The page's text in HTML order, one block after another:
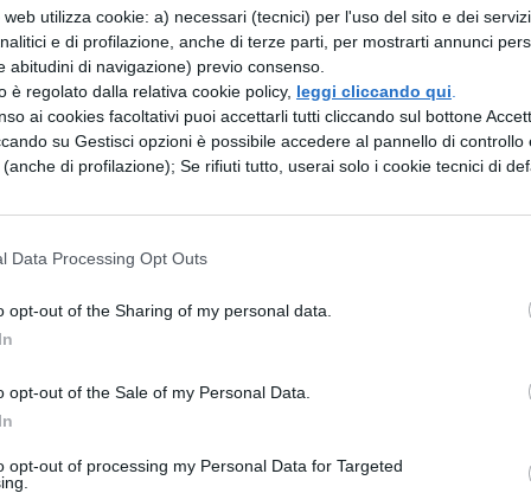
utilizza cookie: a) necessari (tecnici) per l'uso del sito e dei
e di profilazione, anche di terze parti, per mostrarti annunci
abitudini di navigazione) previo consenso.
è regolato dalla relativa cookie policy, leggi cliccando qui
ai cookies facoltativi puoi accettarli tutti cliccando sul bottone
su Gestisci opzioni è possibile accedere al pannello di controllo
di profilazione); Se rifiuti tutto, userai solo i cookie tecnici di
Data Processing Opt Outs
opt-out of the Sharing of my personal data.
opt-out of the Sale of my Personal Data.
opt-out of processing my Personal Data for Targeted
la guerriglia in Africa fino al consolato di
il loro consolato vennero a Roma
grazie al senato e al popolo romano per
questo motivo fare loro dono di una corona
che i loro ostaggi stessero a Fregelle,
prigionieri. Per decreto del senato fu a loro
il loro dono; che gli ostaggi avrebbero avuto
sarebbero stati resi, poiché tenevano
di Roma, ancora con il comando supremo
quale era stata intrapresa la guerra e così suo
risposta i Cartaginesi richiamarono Annibale